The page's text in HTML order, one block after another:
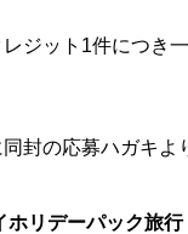
ジット1件につき
封の応募ハガキよ
リデーパック旅